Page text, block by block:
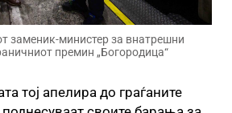
заменик-министер за внатрешни
премин „Богородица“
тој апелира до граѓаните